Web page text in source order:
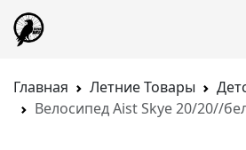
Главная Летние Товары
Велосипед Aist Skye 20/20//